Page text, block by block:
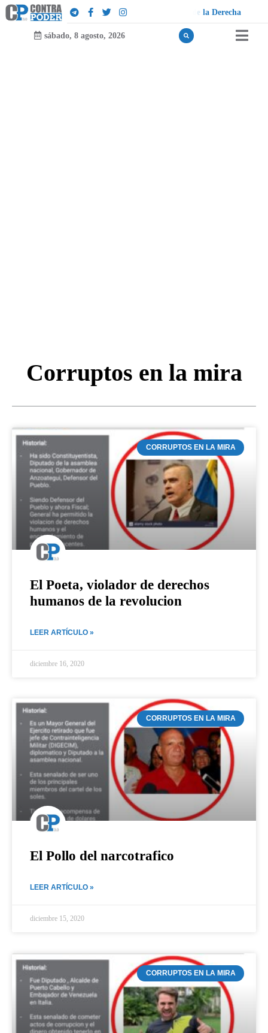
sábado, 8 agosto, 2026
Corruptos en la mira
CORRUPTOS EN LA MIRA
El Poeta, violador de derechos
humanos de la revolucion
LEER ARTÍCULO »
diciembre 16, 2020
CORRUPTOS EN LA MIRA
El Pollo del narcotrafico
LEER ARTÍCULO »
diciembre 15, 2020
CORRUPTOS EN LA MIRA